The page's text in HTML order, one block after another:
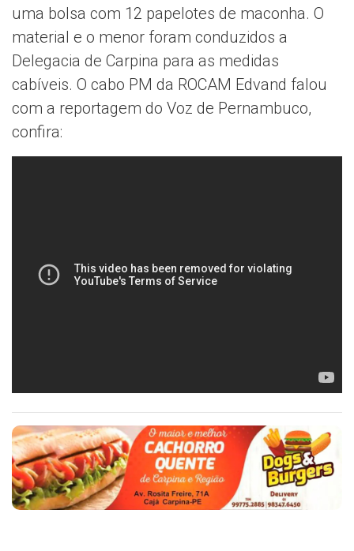
uma bolsa com 12 papelotes de maconha. O
material e o menor foram conduzidos a
Delegacia de Carpina para as medidas
cabíveis. O cabo PM da ROCAM Edvand falou
com a reportagem do Voz de Pernambuco,
confira: